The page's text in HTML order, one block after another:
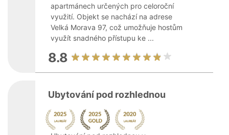
apartmánech určených pro celoroční
využití. Objekt se nachází na adrese
Velká Morava 97, což umožňuje hostům
využít snadného přístupu ke ...
8.8
Ubytování pod rozhlednou